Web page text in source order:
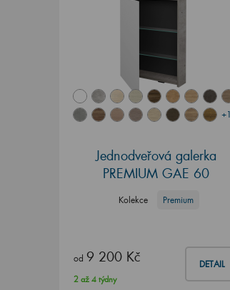
Jednodveřová galerka
PREMIUM GAE 60
Kolekce Premium
od 9 200 Kč DETAIL
2 až 4 týdny